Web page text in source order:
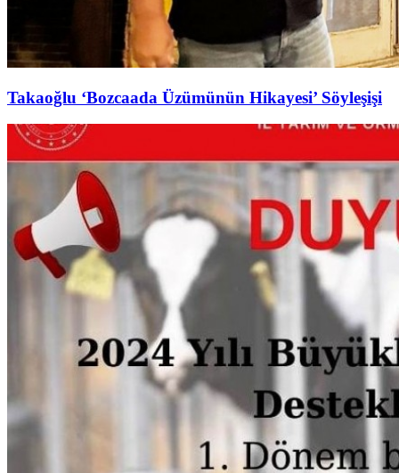
Takaoğlu ‘Bozcaada Üzümünün Hikayesi’ Söyleşişi